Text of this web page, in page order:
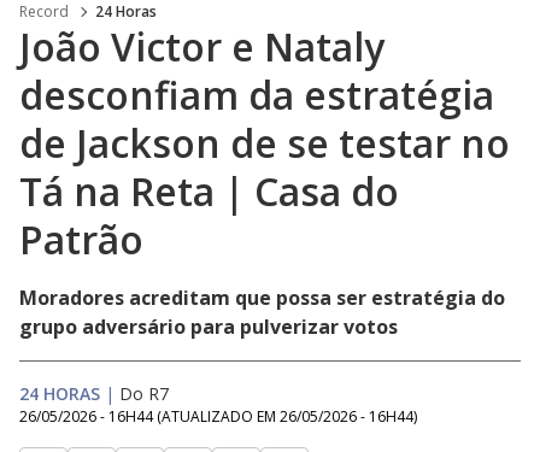
Record 24 Horas
João Victor e Nataly
desconfiam da estratégia
de Jackson de se testar no
Tá na Reta | Casa do
Patrão
Moradores acreditam que possa ser estratégia do
grupo adversário para pulverizar votos
24 HORAS | Do R7
26/05/2026 - 16H44 (ATUALIZADO EM 26/05/2026 - 16H44)